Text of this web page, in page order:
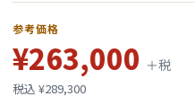
参考価格
¥263,000 ＋税
税込 ¥289,300